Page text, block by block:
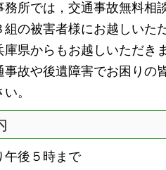
所では，交通事故無料相
の被害者様にお越しいた
県からもお越しいただきま
故や後遺障害でお困りの
。
午後５時まで